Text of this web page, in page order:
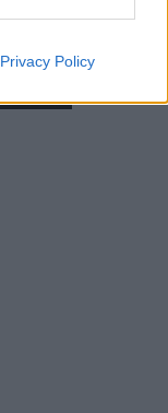
Privacy Policy